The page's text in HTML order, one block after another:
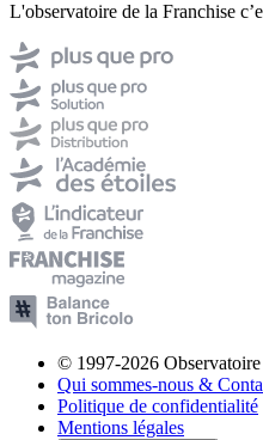
L'observatoire de la Franchise
© 1997-2026
Qui sommes-nous &
Politique de confidentialité
Mentions légales